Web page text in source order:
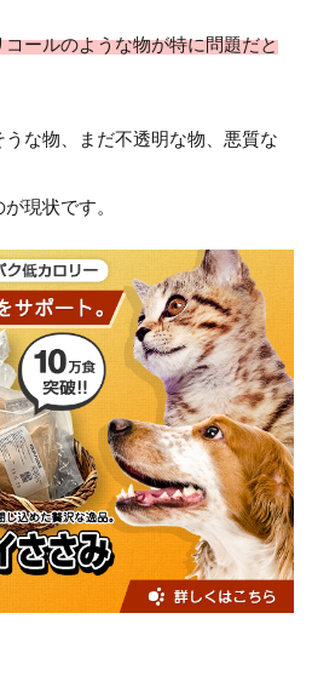
ールのような物が特に問題だと
な物、まだ不透明な物、悪質な
現状です。